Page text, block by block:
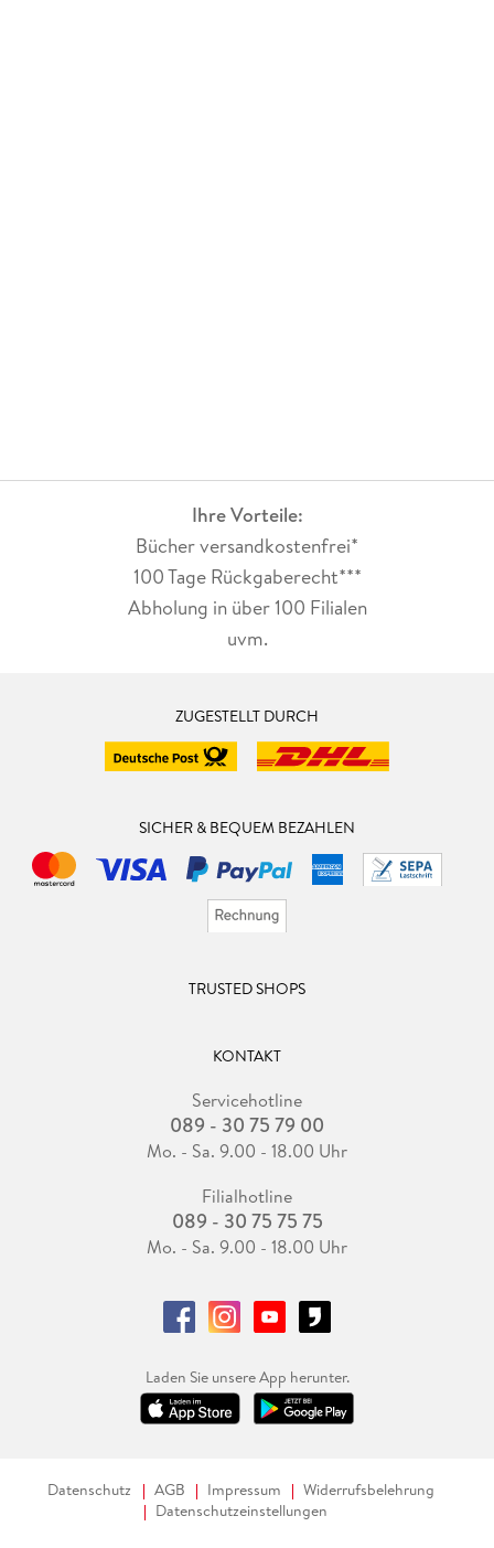
Ihre Vorteile:
Bücher versandkostenfrei*
100 Tage Rückgaberecht***
Abholung in über 100 Filialen
uvm.
ZUGESTELLT DURCH
SICHER & BEQUEM BEZAHLEN
TRUSTED SHOPS
KONTAKT
Servicehotline
089 - 30 75 79 00
Mo. - Sa. 9.00 - 18.00 Uhr
Filialhotline
089 - 30 75 75 75
Mo. - Sa. 9.00 - 18.00 Uhr
Laden Sie unsere App herunter.
Datenschutz AGB Impressum
Widerrufsbelehrung
Datenschutzeinstellungen